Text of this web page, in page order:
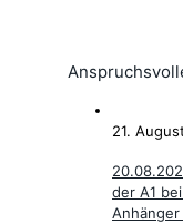
21.
der A1